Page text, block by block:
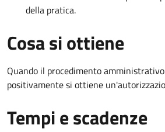
della pratica.
Cosa si ottiene
Quando il procedimento
positivamente si ottiene
Tempi e scadenze